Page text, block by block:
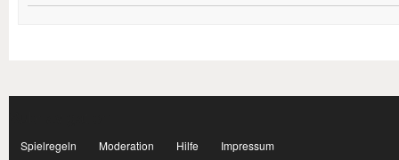
Spielregeln Moderation Hilfe Impressum